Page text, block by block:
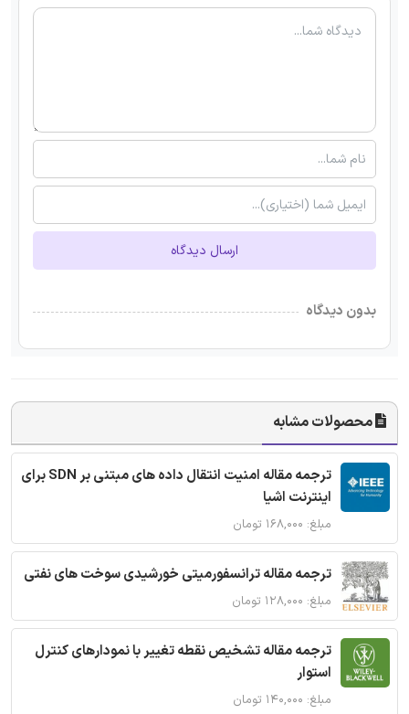
ارسال دیدگاه
بدون دیدگاه
محصولات مشابه
ترجمه مقاله امنیت انتقال داده های مبتنی بر SDN برای
اینترنت اشیا
مبلغ: ۱۶۸,۰۰۰ تومان
ترجمه مقاله ترانسفورمیتی خورشیدی سوخت های نفتی
مبلغ: ۱۲۸,۰۰۰ تومان
ترجمه مقاله تشخیص نقطه تغییر با نمودارهای کنترل
استوار
مبلغ: ۱۴۰,۰۰۰ تومان